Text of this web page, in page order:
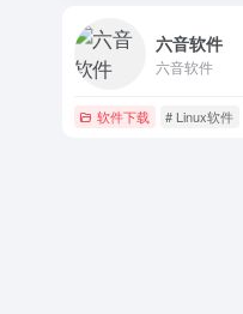
六音软件
六音软件
软件下载 # Linux软件